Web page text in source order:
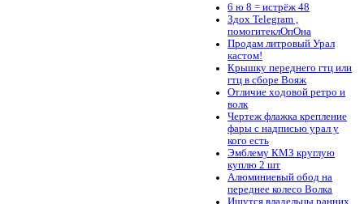
6 ю 8 = истрёж 48
Здох Telegram ,
помогитеклОпОна
Продам литровый Урал
кастом!
Крышку переднего гтц или
гтц в сборе Вояж
Отличие ходовой ретро и
волк
Чертеж флажка крепление
фары с надписью урал у
кого есть
Эмблему КМЗ круглую
куплю 2 шт
Алюминиевый обод на
переднее колесо Волка
Ищутся владельцы ранних